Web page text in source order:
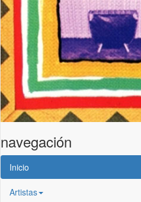
navegación
Inicio
Artistas